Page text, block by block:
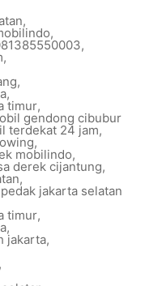
,
,
,
,
,
,
timur,
gendong cibubur
terdekat 24 jam,
,
mobilindo,
derek cijantung,
,
jakarta selatan
timur,
,
jakarta,
,